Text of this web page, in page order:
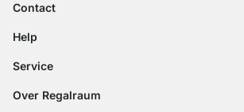
Contact
contact@regalraum.com
Contactformulier
Help
FAQ
Leveringsinformatie
Service
Configurator
Over Regalraum